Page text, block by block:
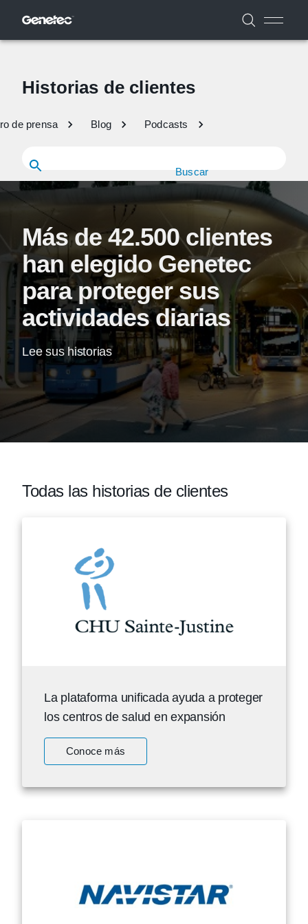
Historias de clientes
de prensa Blog Podcasts
Buscar
Más de 42.500 clientes
han elegido Genetec
para proteger sus
actividades diarias
Lee sus historias
Todas las historias de clientes
La plataforma unificada ayuda a proteger
los centros de salud en expansión
Conoce más